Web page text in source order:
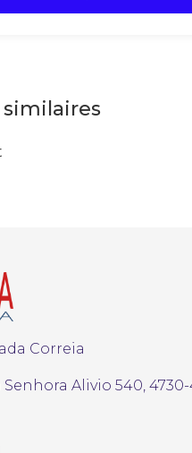
Correia
Alivio 540, 4730-